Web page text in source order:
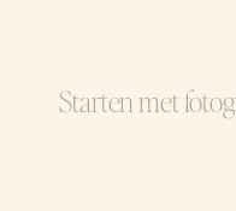
Starten met